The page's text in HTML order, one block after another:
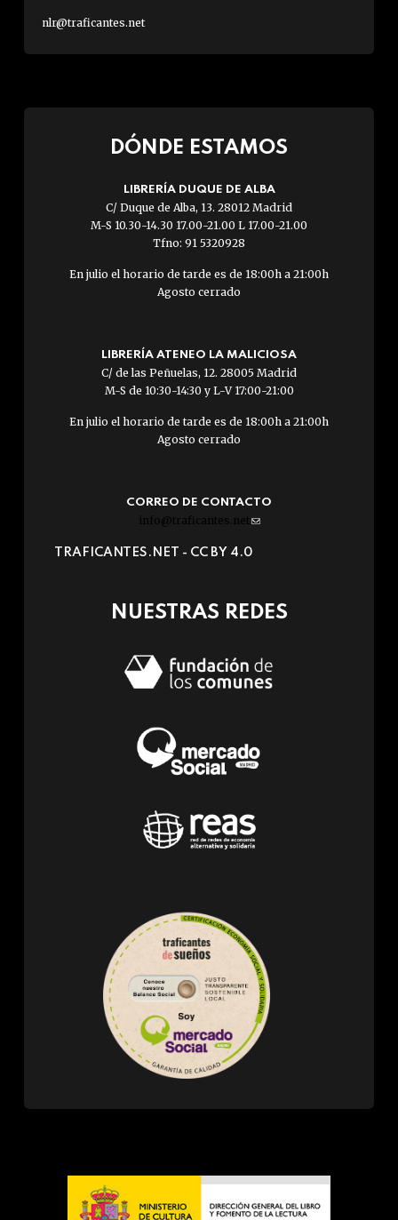
nlr@traficantes.net
DÓNDE ESTAMOS
LIBRERÍA DUQUE DE ALBA
C/ Duque de Alba, 13. 28012 Madrid
M-S 10.30-14.30 17.00-21.00 L 17.00-21.00
Tfno: 91 5320928
En julio el horario de tarde es de 18:00h a 21:00h
Agosto cerrado
LIBRERÍA ATENEO LA MALICIOSA
C/ de las Peñuelas, 12. 28005 Madrid
M-S de 10:30-14:30 y L-V 17:00-21:00
En julio el horario de tarde es de 18:00h a 21:00h
Agosto cerrado
CORREO DE CONTACTO
info@traficantes.net (link
e-
TRAFICANTES.NET - CC BY 4.0
NUESTRAS REDES